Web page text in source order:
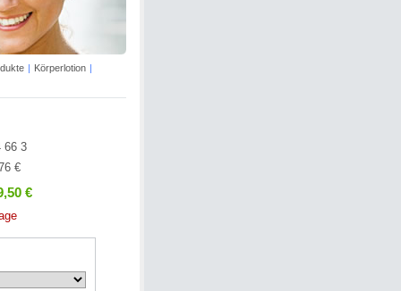
| Körperlotion |
66 3
€
€